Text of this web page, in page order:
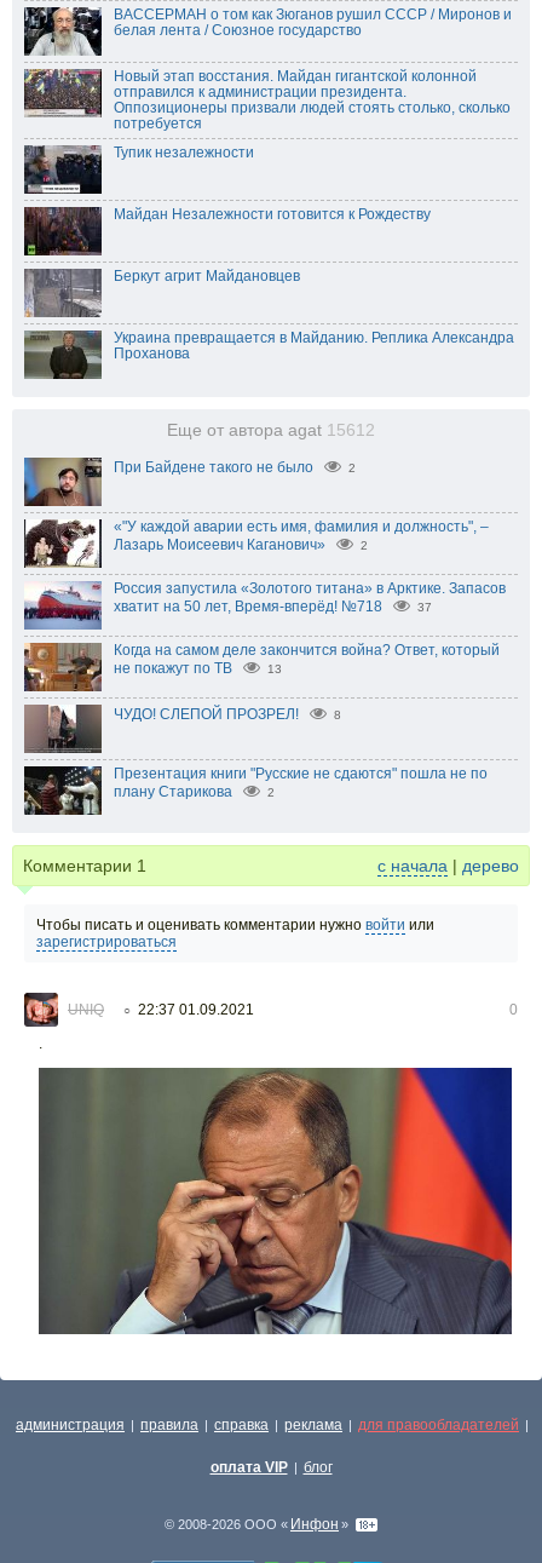
ВАССЕРМАН о том как Зюганов рушил СССР / Миронов и
белая лента / Союзное государство
Новый этап восстания. Майдан гигантской колонной
отправился к администрации президента.
Оппозиционеры призвали людей стоять столько, сколько
потребуется
Тупик незалежности
Майдан Незалежности готовится к Рождеству
Беркут агрит Майдановцев
Украина превращается в Майданию. Реплика Александра
Проханова
Еще от автора agat 15612
При Байдене такого не было 2
«"У каждой аварии есть имя, фамилия и должность", –
Лазарь Моисеевич Каганович»
2
Россия запустила «Золотого титана» в Арктике. Запасов
хватит на 50 лет, Время-вперёд! №718
37
Когда на самом деле закончится война? Ответ, который
не покажут по ТВ
13
ЧУДО! СЛЕПОЙ ПРОЗРЕЛ! 8
Презентация книги "Русские не сдаются" пошла не по
плану Старикова
2
Комментарии 1 с начала | дерево
Чтобы писать и оценивать комментарии нужно войти или
зарегистрироваться
UNIQ ○ 22:37 01.09.2021
0
.
администрация | правила | справка | реклама | для правообладателей |
оплата VIP | блог
© 2008-2026 ООО « Инфон »